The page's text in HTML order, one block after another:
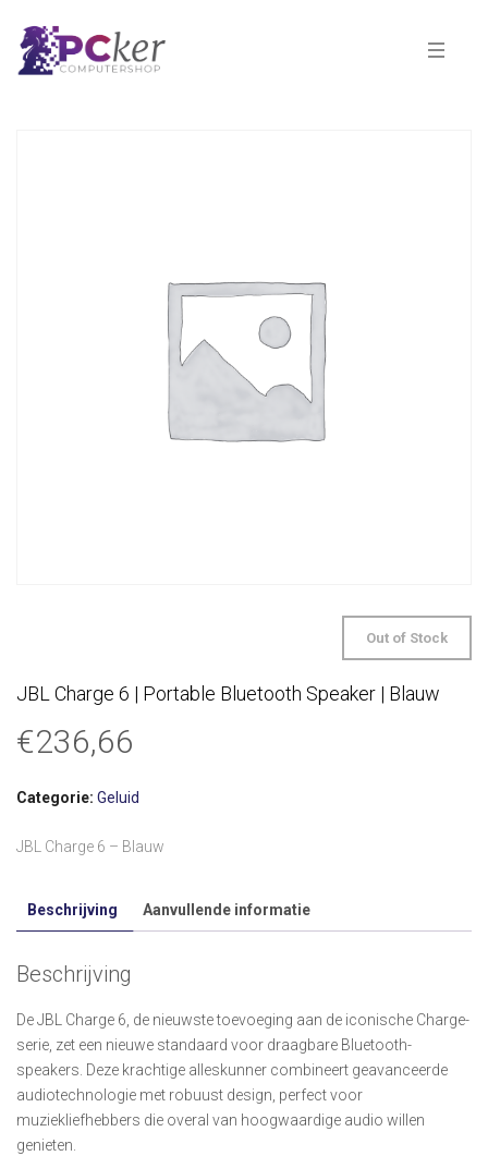
Out of Stock
JBL Charge 6 | Portable Bluetooth Speaker | Blauw
€236,66
Categorie: Geluid
JBL Charge 6 – Blauw
Beschrijving Aanvullende informatie
Beschrijving
De JBL Charge 6, de nieuwste toevoeging aan de iconische Charge-
serie, zet een nieuwe standaard voor draagbare Bluetooth-
speakers. Deze krachtige alleskunner combineert geavanceerde
audiotechnologie met robuust design, perfect voor
muziekliefhebbers die overal van hoogwaardige audio willen
genieten.